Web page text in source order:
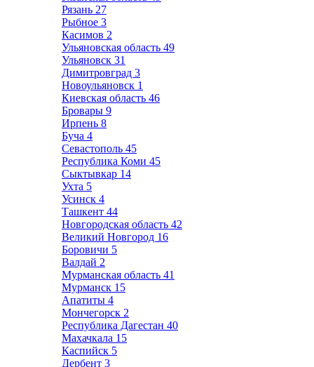
Рязань 27
Рыбное 3
Касимов 2
Ульяновская область 49
Ульяновск 31
Димитровград 3
Новоульяновск 1
Киевская область 46
Бровары 9
Ирпень 8
Буча 4
Севастополь 45
Республика Коми 45
Сыктывкар 14
Ухта 5
Усинск 4
Ташкент 44
Новгородская область 42
Великий Новгород 16
Боровичи 5
Валдай 2
Мурманская область 41
Мурманск 15
Апатиты 4
Мончегорск 2
Республика Дагестан 40
Махачкала 15
Каспийск 5
Дербент 3